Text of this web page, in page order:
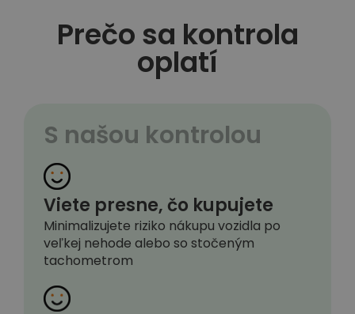
Prečo sa kontrola
oplatí
S našou kontrolou
Viete presne, čo kupujete
Minimalizujete riziko nákupu vozidla po
veľkej nehode alebo so stočeným
tachometrom